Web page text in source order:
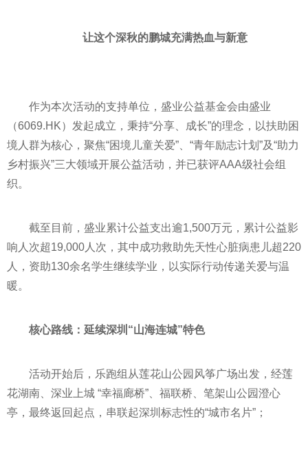
让这个深秋的鹏城充满热血与新意
作为本次活动的支持单位，盛业公益基金会由盛业
（6069.HK）发起成立，秉持“分享、成长”的理念，以扶助困
境人群为核心，聚焦“困境儿童关爱”、“青年励志计划”及“助力
乡村振兴”三大领域开展公益活动，并已获评AAA级社会组
织。
截至目前，盛业累计公益支出逾1,500万元，累计公益影
响人次超19,000人次，其中成功救助先天性心脏病患儿超220
人，资助130余名学生继续学业，以实际行动传递关爱与温
暖。
核心路线：延续深圳“山海连城”特色
活动开始后，乐跑组从莲花山公园风筝广场出发，经莲
花湖南、深业上城 “幸福廊桥”、福联桥、笔架山公园澄心
亭，最终返回起点，串联起深圳标志性的“城市名片”；